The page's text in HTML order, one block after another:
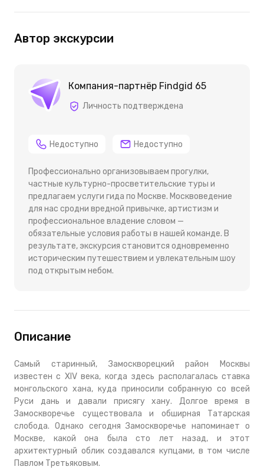
Автор экскурсии
Компания-партнёр Findgid 65
Личность подтверждена
Недоступно Недоступно
Профессионально организовываем прогулки,
частные культурно-просветительские туры и
предлагаем услуги гида по Москве. Москвоведение
для нас сродни вредной привычке, артистизм и
профессиональное владение словом —
обязательные условия работы в нашей команде. В
результате, экскурсия становится одновременно
историческим путешествием и увлекательным шоу
под открытым небом.
Описание
Самый старинный, Замоскворецкий район Москвы
известен с XIV века, когда здесь располагалась ставка
монгольского хана, куда приносили собранную со всей
Руси дань и давали присягу хану. Долгое время в
Замоскворечье существовала и обширная Татарская
слобода. Однако сегодня Замоскворечье напоминает о
Москве, какой она была сто лет назад, и этот
архитектурный облик создавался купцами, в том числе
Павлом Третьяковым.